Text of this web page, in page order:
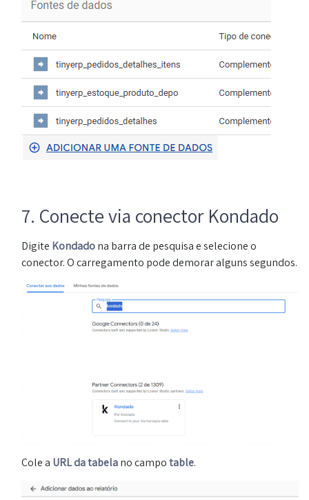
7. Conecte via conector Kondado
Digite Kondadona barra de pesquisa e selecione o
conector. O carregamento pode demorar alguns segundos.
Cole a URL da tabelano campotable.